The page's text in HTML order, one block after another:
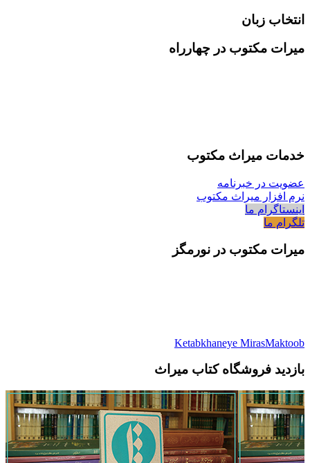
انتخاب زبان
میرات مکتوب در چهارراه
خدمات میراث مکتوب
عضویت در خبرنامه
نرم افزار میراث مکتوب
اینستاگرام ما
تلگرام ما
میرات مکتوب در نورمگز
Ketabkhaneye MirasMaktoob
بازدید فروشگاه کتاب میراث